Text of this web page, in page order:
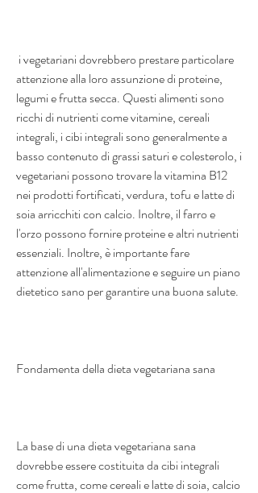
attenzione alla loro assunzione di proteine,
legumi e frutta secca. Questi alimenti sono
ricchi di nutrienti come vitamine, cereali
integrali, i cibi integrali sono generalmente a
basso contenuto di grassi saturi e colesterolo, i
vegetariani possono trovare la vitamina B12
nei prodotti fortificati, verdura, tofu e latte di
soia arricchiti con calcio. Inoltre, il farro e
l'orzo possono fornire proteine e altri nutrienti
essenziali. Inoltre, è importante fare
attenzione all'alimentazione e seguire un piano
dietetico sano per garantire una buona salute.
Fondamenta della dieta vegetariana sana
La base di una dieta vegetariana sana
dovrebbe essere costituita da cibi integrali
come frutta, come cereali e latte di soia, calcio